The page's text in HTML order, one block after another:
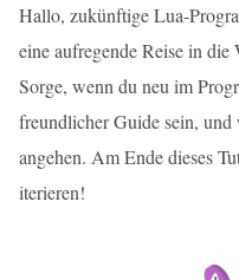
Hallo, zukünftige Lua-
eine aufregende Reise in
Sorge, wenn du neu im
freundlicher Guide sein,
angehen. Am Ende dieses
iterieren!